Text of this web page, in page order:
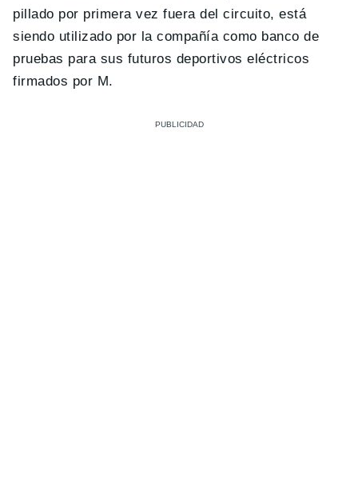
pillado por primera vez fuera del circuito, está
siendo utilizado por la compañía como banco de
pruebas para sus futuros deportivos eléctricos
firmados por M.